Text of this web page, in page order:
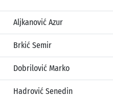
Aljkanović Azur
Brkić Semir
Dobrilović Marko
Hadrović Senedin